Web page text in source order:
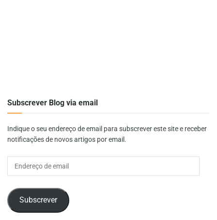
Subscrever Blog via email
Indique o seu endereço de email para subscrever este site e receber
notificações de novos artigos por email.
Endereço
Subscrever